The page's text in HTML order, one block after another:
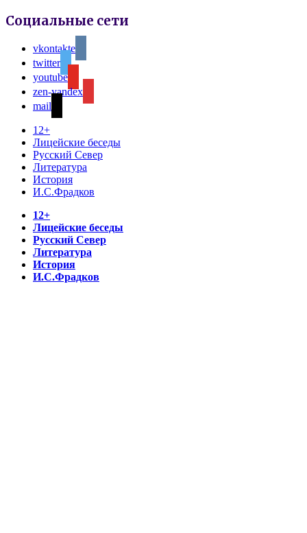
Социальные сети
vkontakte
twitter
youtube
zen-yandex
mail
12+
Лицейские беседы
Русский Север
Литература
История
И.С.Фрадков
12+
Лицейские беседы
Русский Север
Литература
История
И.С.Фрадков